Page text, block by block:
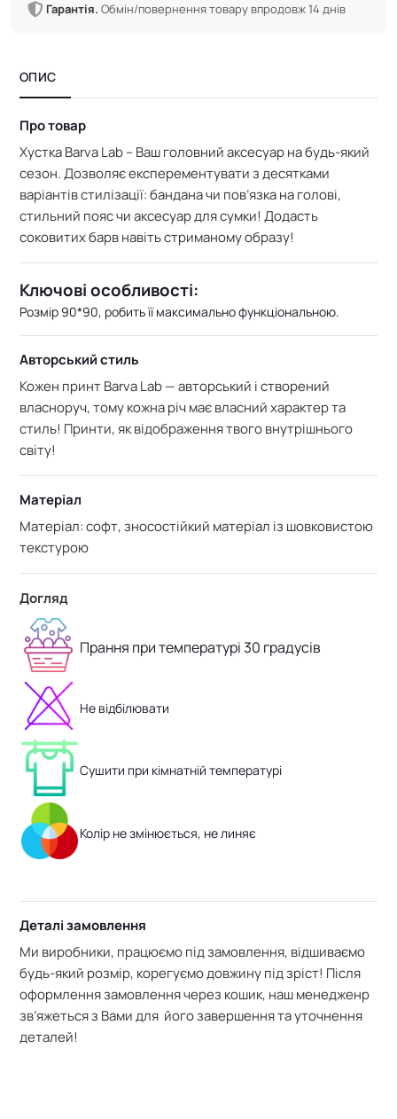
Гарантія. Обмін/повернення товару впродовж 14 днів
ОПИС
Про товар
Хустка Barva Lab – Ваш головний аксесуар на будь-який
сезон. Дозволяє експерементувати з десятками
варіантів стилізації: бандана чи пов’язка на голові,
стильний пояс чи аксесуар для сумки! Додасть
соковитих барв навіть стриманому образу!
Ключові особливості:
Розмір 90*90, робить її максимально функціональною.
Авторський стиль
Кожен принт Barva Lab — авторський і створений
власноруч, тому кожна річ має власний характер та
стиль! Принти, як відображення твого внутрішнього
світу!
Матеріал
Матеріал: софт, зносостійкий матеріал із шовковистою
текстурою
Догляд
Прання при температурі 30 градусів
Не відбілювати
Сушити при кімнатній температурі
Колір не змінюється, не линяє
Деталі замовлення
Ми виробники, працюємо під замовлення, відшиваємо
будь-який розмір, корегуємо довжину під зріст! Після
оформлення замовлення через кошик, наш менедженр
зв’яжеться з Вами для його завершення та уточнення
деталей!